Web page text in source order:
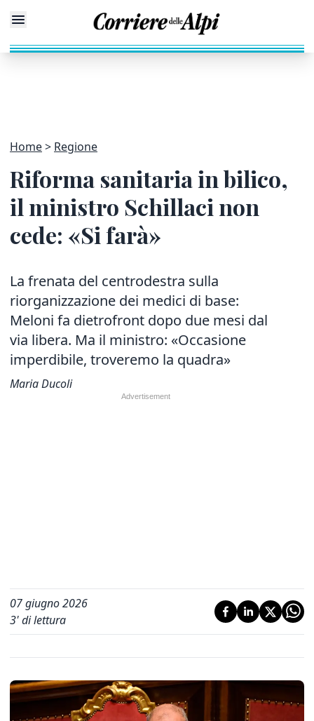
Home Regione
Riforma sanitaria in bilico,
il ministro Schillaci non
cede: «Si farà»
La frenata del centrodestra sulla
riorganizzazione dei medici di base:
Meloni fa dietrofront dopo due mesi dal
via libera. Ma il ministro: «Occasione
imperdibile, troveremo la quadra»
Maria Ducoli
07 giugno 2026
3' di lettura